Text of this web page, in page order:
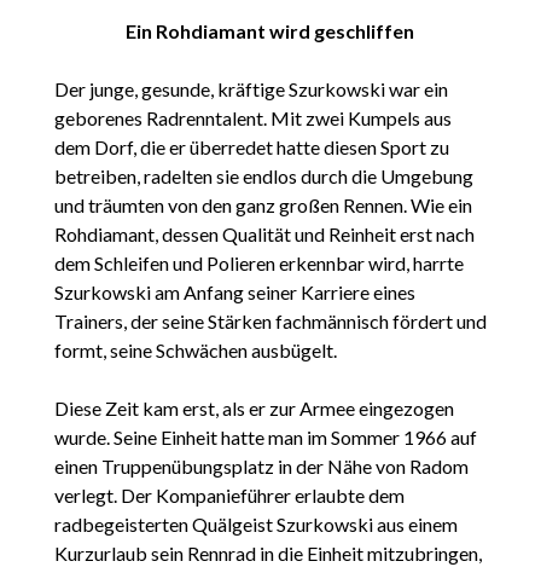
Ein Rohdiamant wird geschliffen
Der junge, gesunde, kräftige Szurkowski war ein
geborenes Radrenntalent. Mit zwei Kumpels aus
dem Dorf, die er überredet hatte diesen Sport zu
betreiben, radelten sie endlos durch die Umgebung
und träumten von den ganz großen Rennen. Wie ein
Rohdiamant, dessen Qualität und Reinheit erst nach
dem Schleifen und Polieren erkennbar wird, harrte
Szurkowski am Anfang seiner Karriere eines
Trainers, der seine Stärken fachmännisch fördert und
formt, seine Schwächen ausbügelt.
Diese Zeit kam erst, als er zur Armee eingezogen
wurde. Seine Einheit hatte man im Sommer 1966 auf
einen Truppenübungsplatz in der Nähe von Radom
verlegt. Der Kompanieführer erlaubte dem
radbegeisterten Quälgeist Szurkowski aus einem
Kurzurlaub sein Rennrad in die Einheit mitzubringen,